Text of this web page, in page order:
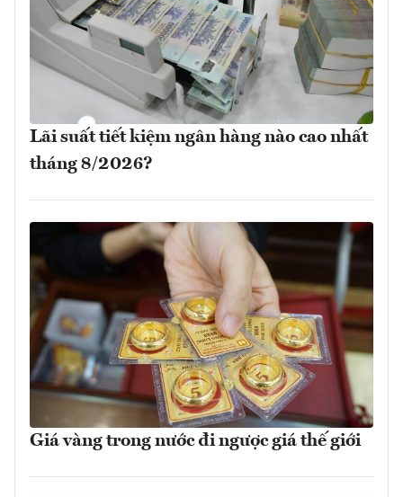
Lãi suất tiết kiệm ngân hàng nào cao nhất
tháng 8/2026?
Giá vàng trong nước đi ngược giá thế giới